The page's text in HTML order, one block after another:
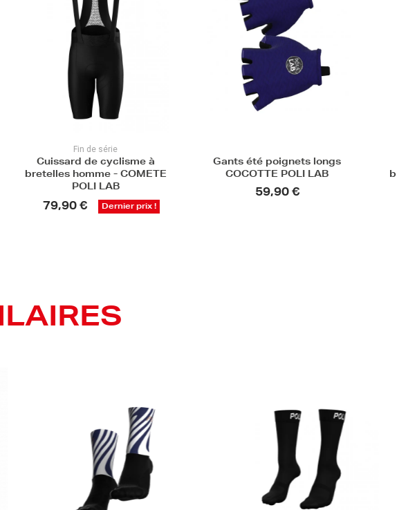
Gants été poignets longs
COCOTTE POLI LAB
Cuissard de cyclisme à
bretelles femme - COMETE
POLI LAB